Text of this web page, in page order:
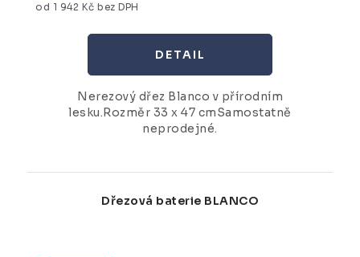
od 1 942 Kč bez DPH
Nerezový dřez Blanco v přírodním
lesku.Rozměr 33 x 47 cmSamostatně
neprodejné.
Dřezová baterie BLANCO